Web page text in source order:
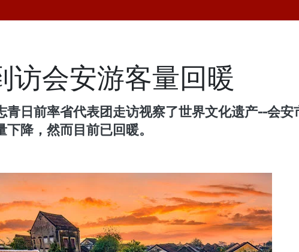
访会安游客量回暖
青日前率省代表团走访视察了世界文化遗产--会
降，然而目前已回暖。